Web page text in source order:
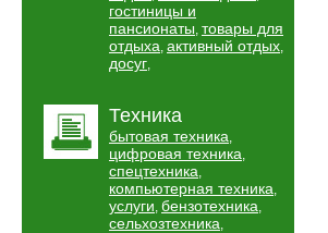
гостиницы и
пансионаты, товары для
отдыха, активный отдых,
досуг,
Техника
бытовая техника,
цифровая техника,
спецтехника,
компьютерная техника,
услуги, бензотехника,
сельхозтехника,